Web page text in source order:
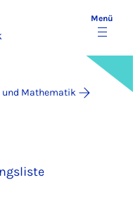
Menü
Mathematik